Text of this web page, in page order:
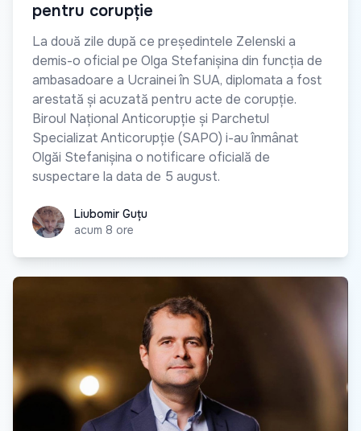
pentru corupție
La două zile după ce președintele Zelenski a
demis-o oficial pe Olga Stefanișina din funcția de
ambasadoare a Ucrainei în SUA, diplomata a fost
arestată și acuzată pentru acte de corupție.
Biroul Național Anticorupție și Parchetul
Specializat Anticorupție (SAPO) i-au înmânat
Olgăi Stefanișina o notificare oficială de
suspectare la data de 5 august.
Liubomir Guțu
Liubomir Guțu
acum 8 ore